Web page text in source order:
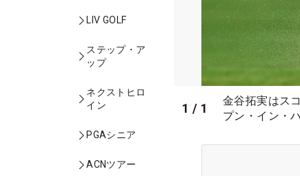
LIV GOLF
ステップ・ア
ップ
ネクストヒロ
イン
PGAシニア
ACNツアー
1 / 1
金谷拓実はス
プン・イン・